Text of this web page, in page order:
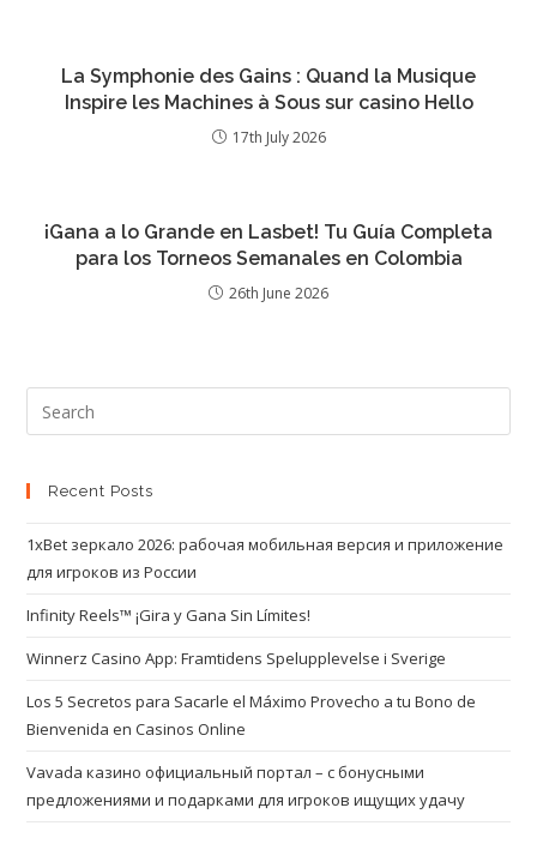
La Symphonie des Gains : Quand la Musique
Inspire les Machines à Sous sur casino Hello
17th July 2026
¡Gana a lo Grande en Lasbet! Tu Guía Completa
para los Torneos Semanales en Colombia
26th June 2026
Recent Posts
1xBet зеркало 2026: рабочая мобильная версия и приложение
для игроков из России
Infinity Reels™ ¡Gira y Gana Sin Límites!
Winnerz Casino App: Framtidens Spelupplevelse i Sverige
Los 5 Secretos para Sacarle el Máximo Provecho a tu Bono de
Bienvenida en Casinos Online
Vavada казино официальный портал – с бонусными
предложениями и подарками для игроков ищущих удачу